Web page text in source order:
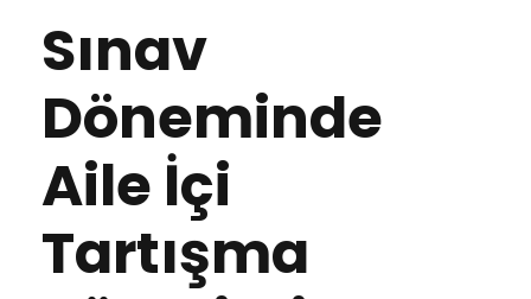
Sınav
Döneminde
Aile İçi
Tartışma